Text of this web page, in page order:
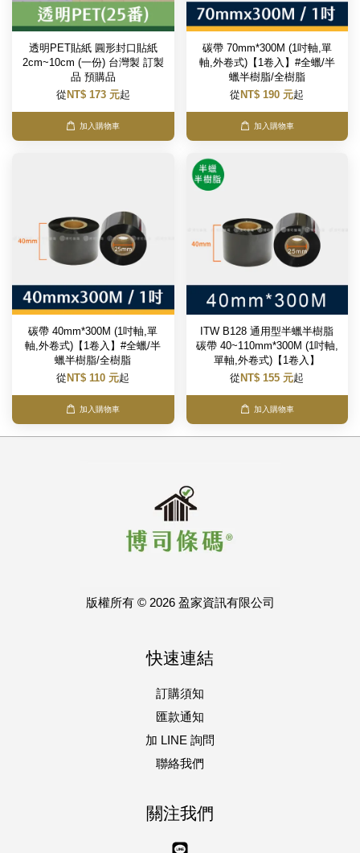
透明PET貼紙 圓形封口貼紙
2cm~10cm (一份) 台灣製 訂製
品 預購品
從 NT$ 173 元起
加入購物車
碳帶 70mm*300M (1吋軸,單
軸,外卷式)【1卷入】#全蠟/半
蠟半樹脂/全樹脂
從 NT$ 190 元起
加入購物車
碳帶 40mm*300M (1吋軸,單
軸,外卷式)【1卷入】#全蠟/半
蠟半樹脂/全樹脂
從 NT$ 110 元起
加入購物車
ITW B128 通用型半蠟半樹脂
碳帶 40~110mm*300M (1吋軸,
單軸,外卷式)【1卷入】
從 NT$ 155 元起
加入購物車
版權所有 © 2026 盈家資訊有限公司
快速連結
訂購須知
匯款通知
加 LINE 詢問
聯絡我們
關注我們